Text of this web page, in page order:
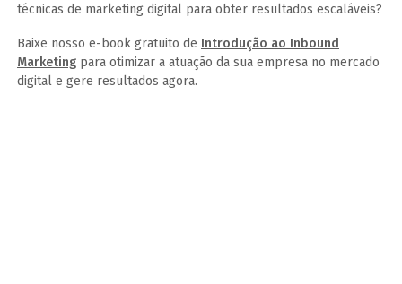
técnicas de marketing digital para obter resultados escaláveis?
Baixe nosso e-book gratuito de Introdução ao Inbound
Marketing para otimizar a atuação da sua empresa no mercado
digital e gere resultados agora.